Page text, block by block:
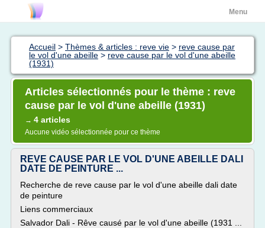
Menu
Accueil > Thèmes & articles : reve vie > reve cause par
le vol d'une abeille > reve cause par le vol d'une abeille
(1931)
Articles sélectionnés pour le thème : reve
cause par le vol d'une abeille (1931)
→ 4 articles
Aucune vidéo sélectionnée pour ce thème
REVE CAUSE PAR LE VOL D'UNE ABEILLE DALI
DATE DE PEINTURE ...
Recherche de reve cause par le vol d'une abeille dali date
de peinture
Liens commerciaux
Salvador Dali - Rêve causé par le vol d'une abeille (1931 ...